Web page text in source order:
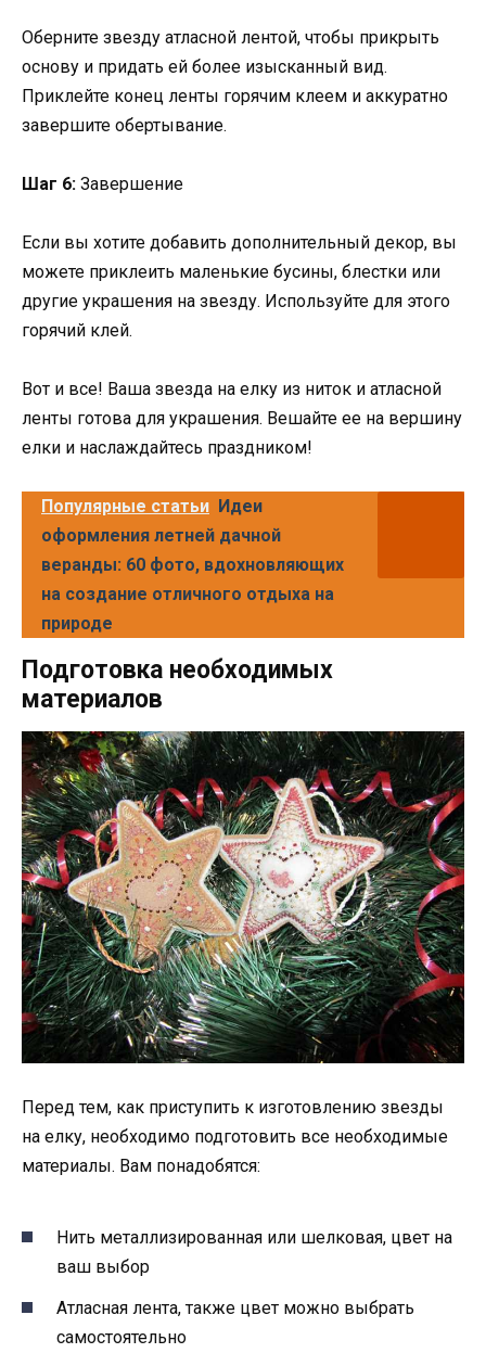
Оберните звезду атласной лентой, чтобы прикрыть
основу и придать ей более изысканный вид.
Приклейте конец ленты горячим клеем и аккуратно
завершите обертывание.
Шаг 6: Завершение
Если вы хотите добавить дополнительный декор, вы
можете приклеить маленькие бусины, блестки или
другие украшения на звезду. Используйте для этого
горячий клей.
Вот и все! Ваша звезда на елку из ниток и атласной
ленты готова для украшения. Вешайте ее на вершину
елки и наслаждайтесь праздником!
Популярные статьи Идеи
оформления летней дачной
веранды: 60 фото, вдохновляющих
на создание отличного отдыха на
природе
Подготовка необходимых
материалов
Перед тем, как приступить к изготовлению звезды
на елку, необходимо подготовить все необходимые
материалы. Вам понадобятся:
Нить металлизированная или шелковая, цвет на
ваш выбор
Атласная лента, также цвет можно выбрать
самостоятельно